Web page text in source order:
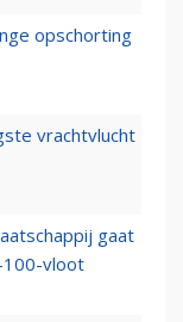
opschorting
vrachtvlucht
gaat
100-vloot